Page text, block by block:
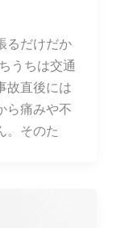
るだけだか
うちは交通
故直後には
ら痛みや不
。そのた